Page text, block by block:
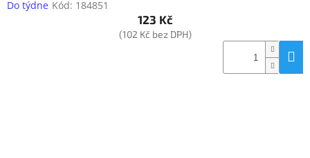
Do týdne Kód: 184851
123 Kč
(102 Kč bez DPH)